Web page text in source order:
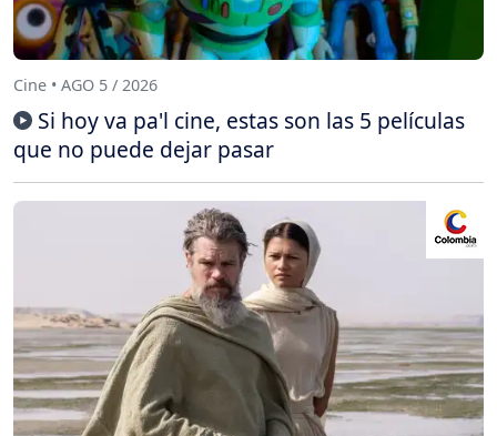
Cine • AGO 5 / 2026
Si hoy va pa'l cine, estas son las 5 películas
que no puede dejar pasar